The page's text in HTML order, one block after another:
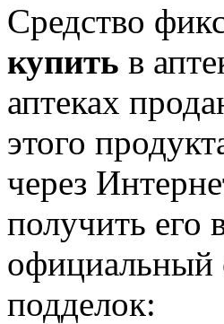
Средство
купить в
аптеках
этого
через
получить его
официальный
подделок: